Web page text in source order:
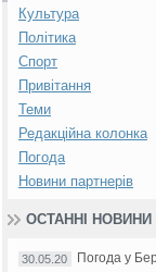
Культура
Політика
Спорт
Привітання
Теми
Редакційна колонка
Погода
Новини партнерів
ОСТАННІ НОВИНИ
30.05.20 Погода у